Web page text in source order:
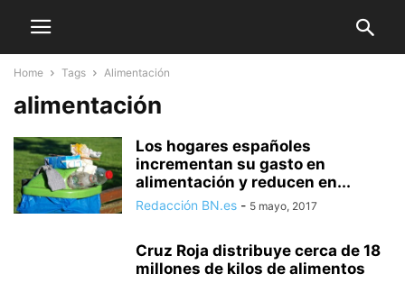
Home Tags Alimentación
alimentación
Los hogares españoles
incrementan su gasto en
alimentación y reducen en...
Redacción BN.es - 5 mayo, 2017
Cruz Roja distribuye cerca de 18
millones de kilos de alimentos